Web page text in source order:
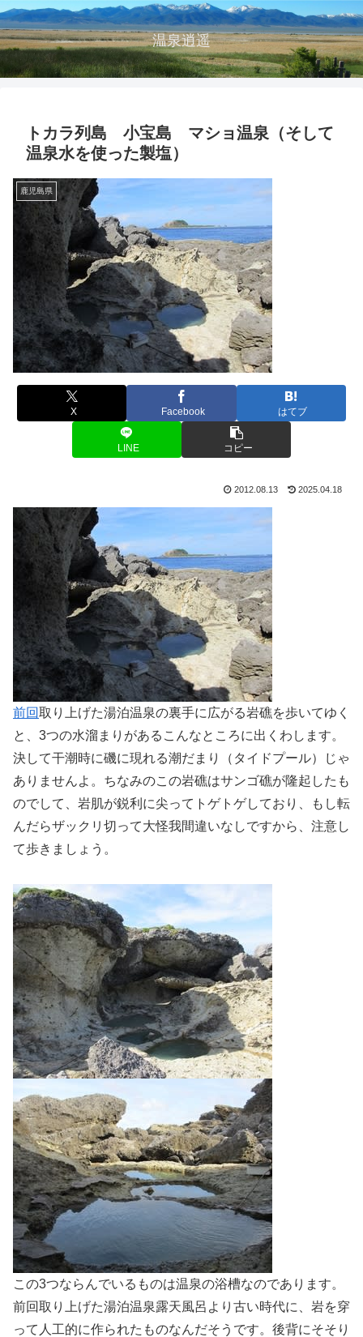
温泉逍遥
トカラ列島 小宝島 マショ温泉（そして
温泉水を使った製塩）
鹿児島県
X Facebook はてブ
LINE コピー
2012.08.13 2025.04.18
前回取り上げた湯泊温泉の裏手に広がる岩礁を歩いてゆく
と、3つの水溜まりがあるこんなところに出くわします。
決して干潮時に磯に現れる潮だまり（タイドプール）じゃ
ありませんよ。ちなみのこの岩礁はサンゴ礁が隆起したも
のでして、岩肌が鋭利に尖ってトゲトゲしており、もし転
んだらザックリ切って大怪我間違いなしですから、注意し
て歩きましょう。
この3つならんでいるものは温泉の浴槽なのであります。
前回取り上げた湯泊温泉露天風呂より古い時代に、岩を穿
って人工的に作られたものなんだそうです。後背にそそり